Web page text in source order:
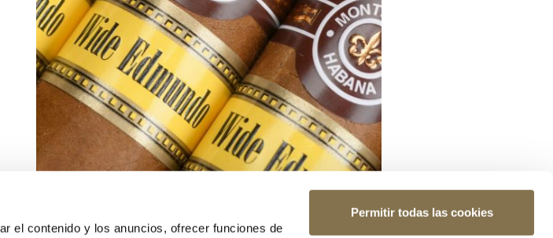
el contenido y los anuncios, ofrecer funciones de
Permitir todas las cookies